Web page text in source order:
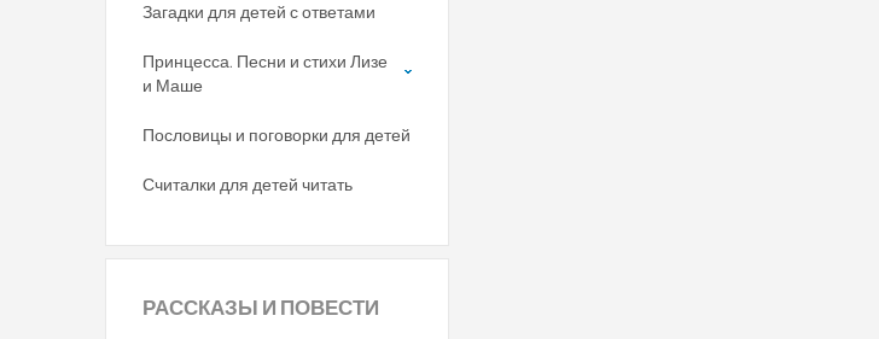
Загадки для детей с ответами
Принцесса. Песни и стихи Лизе
и Маше
Пословицы и поговорки для детей
Считалки для детей читать
РАССКАЗЫ И ПОВЕСТИ